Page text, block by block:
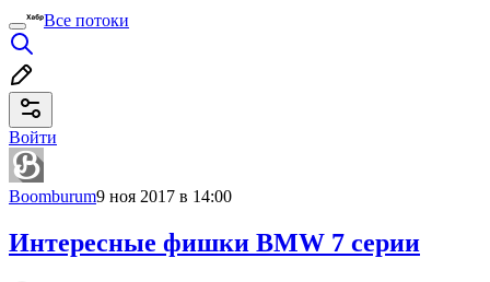
Все потоки
Войти
Boomburum9 ноя 2017 в 14:00
Интересные фишки BMW 7 серии